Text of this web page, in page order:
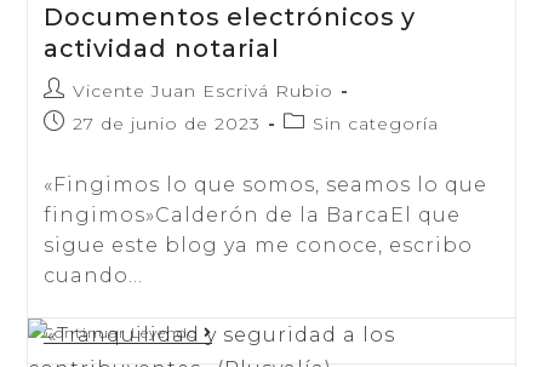
Hay
Extranjeros
Documentos electrónicos y
actividad notarial
Autor
de
Vicente Juan Escrivá Rubio
Publicación
entrada:
27 de junio de 2023
Categoría
entrada:
Sin categoría
«Fingimos lo que somos, seamos lo que
fingimos»Calderón de la BarcaEl que
sigue este blog ya me conoce, escribo
cuando…
Continuar LeyendoDocumentos
Electrónicos